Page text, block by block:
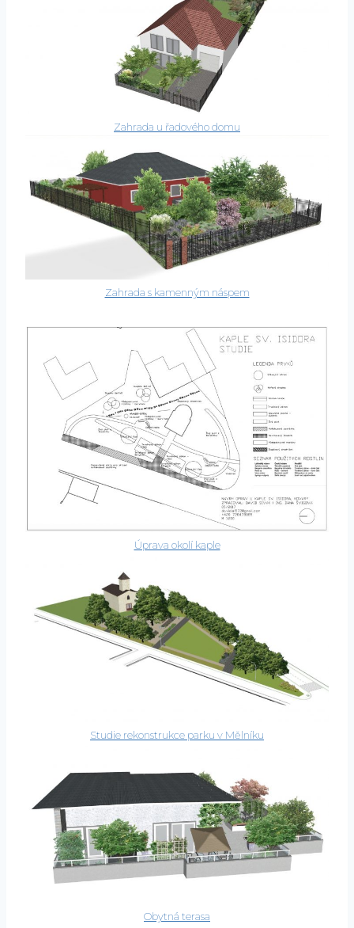
Zahrada u řadového domu
Zahrada s kamenným náspem
Úprava okolí kaple
Studie rekonstrukce parku v Mělníku
Obytná terasa